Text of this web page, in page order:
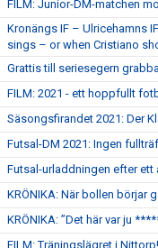
FILM: Junior-DM-matchen
Kronängs IF – Ulricehamns
sings – or when Cristiano
Grattis till seriesegern
FILM: 2021 - ett hoppfullt
Säsongsfirandet 2021: Der
Futsal-DM 2021: Ingen
Futsal-urladdningen efter ett
KRÖNIKA: När bollen börjar
KRÖNIKA: ”Det här var ju
FILM: Träningslägret i Nittorp!